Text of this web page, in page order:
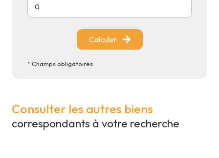
Calculer
* Champs obligatoires
Consulter les autres biens
correspondants à votre recherche